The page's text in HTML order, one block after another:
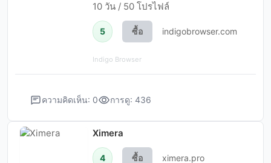
10 วัน / 50 โปรไฟล์
5 ซื้อ indigobrowser.com
Indigo Browser
ความคิดเห็น: 0 การดู: 436
Ximera
4 ซื้อ ximera.pro